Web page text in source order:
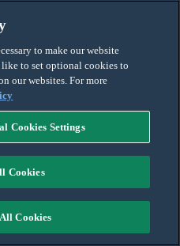
to make our website
to set optional cookies to
our websites. For more
Cookies Settings
Cookies
Cookies